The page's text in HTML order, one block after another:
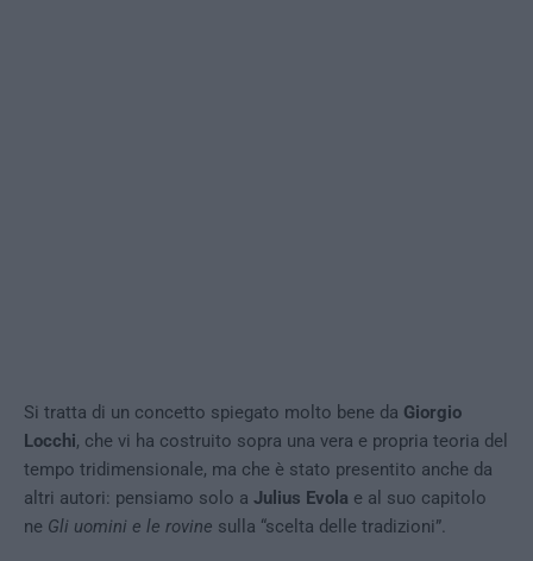
Si tratta di un concetto spiegato molto bene da Giorgio
Locchi, che vi ha costruito sopra una vera e propria teoria del
tempo tridimensionale, ma che è stato presentito anche da
altri autori: pensiamo solo a Julius Evola e al suo capitolo
ne Gli uomini e le rovine sulla “scelta delle tradizioni”.